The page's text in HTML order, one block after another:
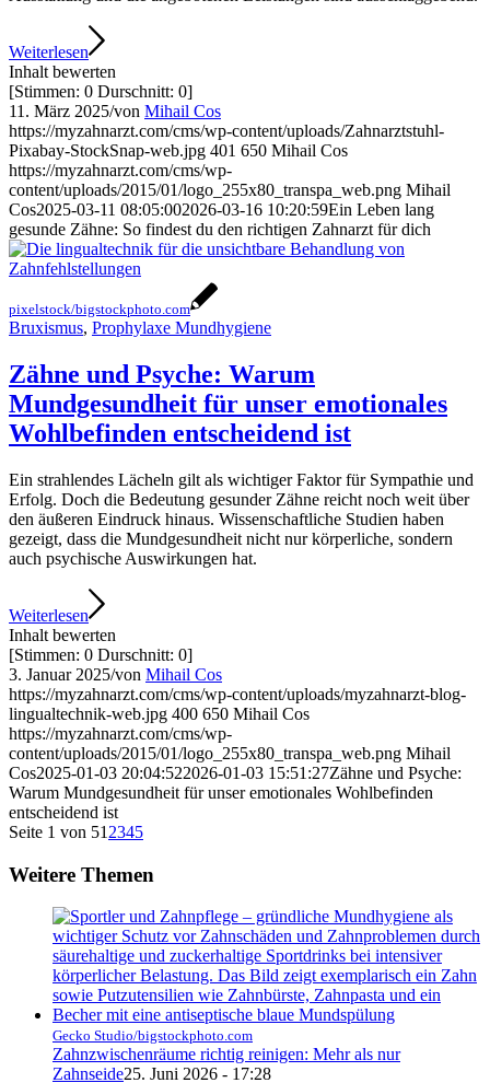
Weiterlesen
Inhalt bewerten
[Stimmen: 0 Durschnitt: 0]
11. März 2025/von Mihail Cos
https://myzahnarzt.com/cms/wp-content/uploads/Zahnarztstuhl-
Pixabay-StockSnap-web.jpg 401 650 Mihail Cos
https://myzahnarzt.com/cms/wp-
content/uploads/2015/01/logo_255x80_transpa_web.png Mihail
Cos2025-03-11 08:05:002026-03-16 10:20:59Ein Leben lang
gesunde Zähne: So findest du den richtigen Zahnarzt für dich
pixelstock/bigstockphoto.com
Bruxismus, Prophylaxe Mundhygiene
Zähne und Psyche: Warum
Mundgesundheit für unser emotionales
Wohlbefinden entscheidend ist
Ein strahlendes Lächeln gilt als wichtiger Faktor für Sympathie und
Erfolg. Doch die Bedeutung gesunder Zähne reicht noch weit über
den äußeren Eindruck hinaus. Wissenschaftliche Studien haben
gezeigt, dass die Mundgesundheit nicht nur körperliche, sondern
auch psychische Auswirkungen hat.
Weiterlesen
Inhalt bewerten
[Stimmen: 0 Durschnitt: 0]
3. Januar 2025/von Mihail Cos
https://myzahnarzt.com/cms/wp-content/uploads/myzahnarzt-blog-
lingualtechnik-web.jpg 400 650 Mihail Cos
https://myzahnarzt.com/cms/wp-
content/uploads/2015/01/logo_255x80_transpa_web.png Mihail
Cos2025-01-03 20:04:522026-01-03 15:51:27Zähne und Psyche:
Warum Mundgesundheit für unser emotionales Wohlbefinden
entscheidend ist
Seite 1 von 51 2345
Weitere Themen
Gecko Studio/bigstockphoto.com
Zahnzwischenräume richtig reinigen: Mehr als nur
Zahnseide25. Juni 2026 - 17:28